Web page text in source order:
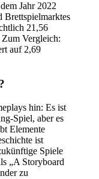
Jahr 2022
Brettspielmarktes
21,56
Vergleich:
auf 2,69
hin: Es ist
Spiel, aber es
Elemente
ist
Spiele
„A Storyboard
zu